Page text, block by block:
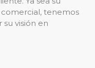
tenemos
visión en